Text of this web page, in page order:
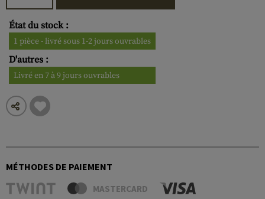
État du stock :
1 pièce - livré sous 1-2 jours ouvrables
D'autres :
Livré en 7 à 9 jours ouvrables
MÉTHODES DE PAIEMENT
MASTERCARD